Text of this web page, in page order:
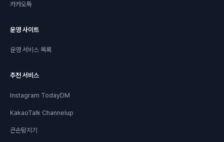
카카오톡
운영 사이트
운영 서비스 목록
추천 서비스
Instagram TodayDM
KakaoTalk Channelup
큰손탐지기